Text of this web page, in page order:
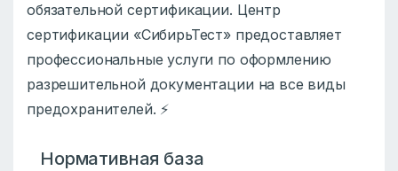
обязательной сертификации. Центр
сертификации «СибирьТест» предоставляет
профессиональные услуги по оформлению
разрешительной документации на все виды
предохранителей. ⚡
Нормативная база